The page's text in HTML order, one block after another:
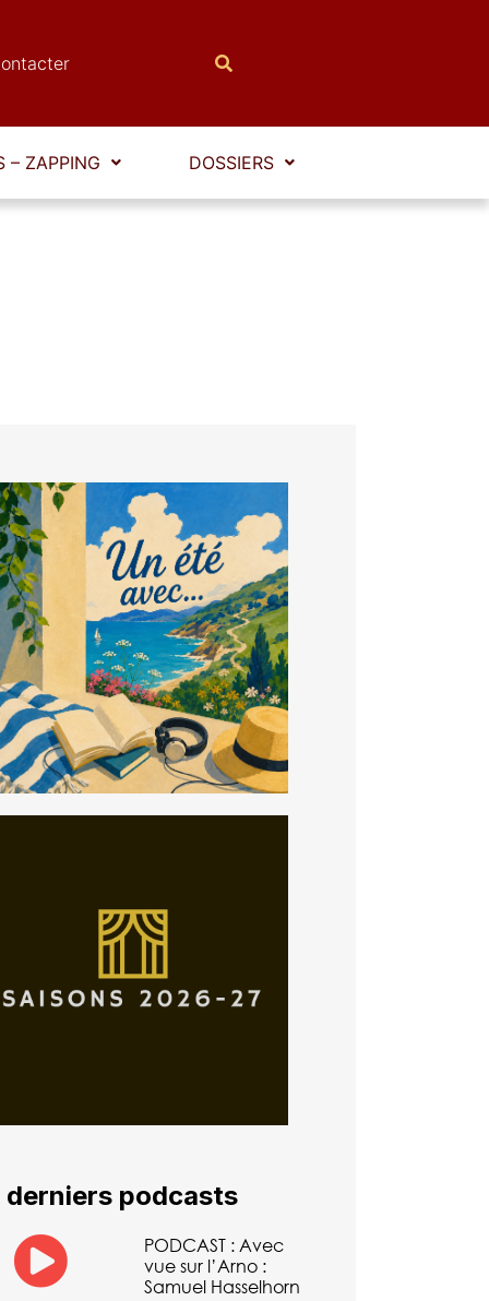
– ZAPPING DOSSIERS
derniers podcasts
PODCAST : Avec
vue sur l’Arno :
Samuel Hasselhorn